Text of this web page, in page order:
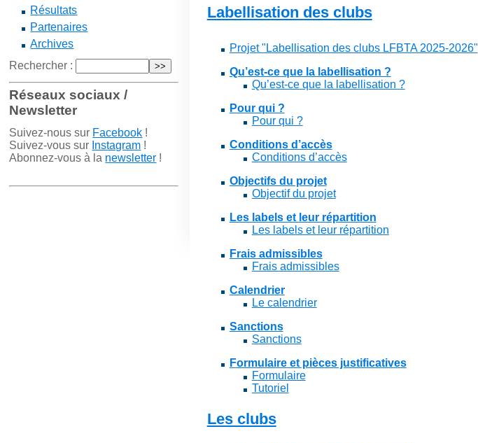
Résultats
Partenaires
Archives
Rechercher :
Réseaux sociaux /
Newsletter
Suivez-nous sur Facebook !
Suivez-vous sur Instagram !
Abonnez-vous à la newsletter !
Labellisation des clubs
Projet "Labellisation des clubs LFBTA 2025-2026"
Qu’est-ce que la labellisation ?
Qu’est-ce que la labellisation ?
Pour qui ?
Pour qui ?
Conditions d’accès
Conditions d’accès
Objectifs du projet
Objectif du projet
Les labels et leur répartition
Les labels et leur répartition
Frais admissibles
Frais admissibles
Calendrier
Le calendrier
Sanctions
Sanctions
Formulaire et pièces justificatives
Formulaire
Tutoriel
Les clubs